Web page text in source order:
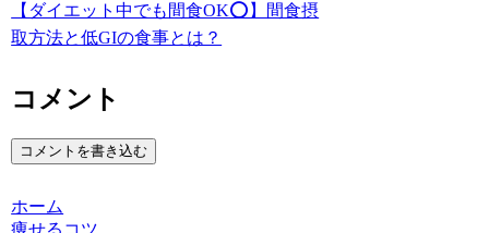
【ダイエット中でも間食OK⭕️】間食摂
取方法と低GIの食事とは？
コメント
コメントを書き込む
ホーム
痩せるコツ